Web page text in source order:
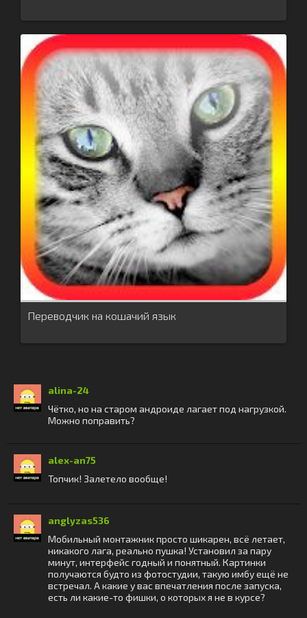
Переводчик на кошачий язык
alina-24
Чётко, но на старом андроиде лагает под нагрузкой.
Можно поправить?
alex-an75
Топчик! Залетело вообще!
anglyzas536
Мобильный монтажник просто шикарен, всё летает,
никакого лага, реально пушка! Установил за пару
минут, интерфейс годный и понятный. Картинки
получаются будто из фотостудии, такую имбу ещё не
встречал. А какие у вас впечатления после запуска,
есть ли какие-то фишки, о которых я не в курсе?